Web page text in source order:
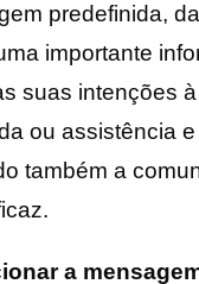
um dos
clientes,
, de
sustentar a